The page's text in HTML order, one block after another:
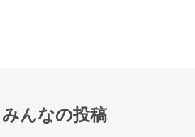
みんなの投稿